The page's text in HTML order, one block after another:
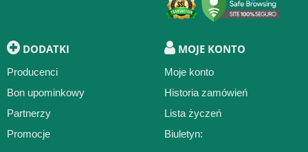
DODATKI
Producenci
Bon upominkowy
Partnerzy
Promocje
MOJE KONTO
Moje konto
Historia zamówień
Lista życzeń
Biuletyn: